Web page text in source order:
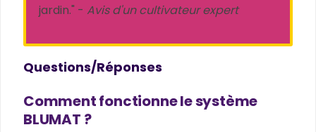
jardin." - Avis d'un cultivateur expert
Questions/Réponses
Comment fonctionne le système
BLUMAT ?